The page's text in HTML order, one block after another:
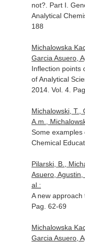
not?. Part I.
Analytical
188
Michalowska
Garcia Asuero,
Inflection points
of Analytical
2014. Vol. 4.
Michalowski, T.,
A.m.,
Some examples
Chemical
Pilarski, B.,
Asuero,
al.:
A new approach
Pag. 62-69
Michalowska
Garcia Asuero,